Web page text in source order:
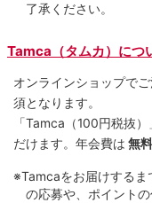
了承ください。
Tamca（タムカ）につ
オンラインショップで
須となります。
「Tamca （100円税抜）
だけます。 年会費は 無料
※Tamcaをお届けするま
の応募や、ポイント